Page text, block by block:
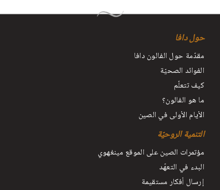
حول دافا
مقدّمة حول الفالون دافا
الفوائد الصحيّة
كيف تتعلّم
ما هو الفالون؟
الأيام الأولى في الصين
التنمية الروحيّة
مؤتمرات الصين على الموقع مينغهوي
البدء في التعهّد
إرسال أفكار مستقيمة